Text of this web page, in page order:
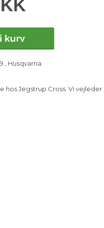
, Husqvarna
hos Jegstrup Cross. Vi